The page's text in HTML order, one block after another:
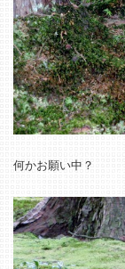
何かお願い中？